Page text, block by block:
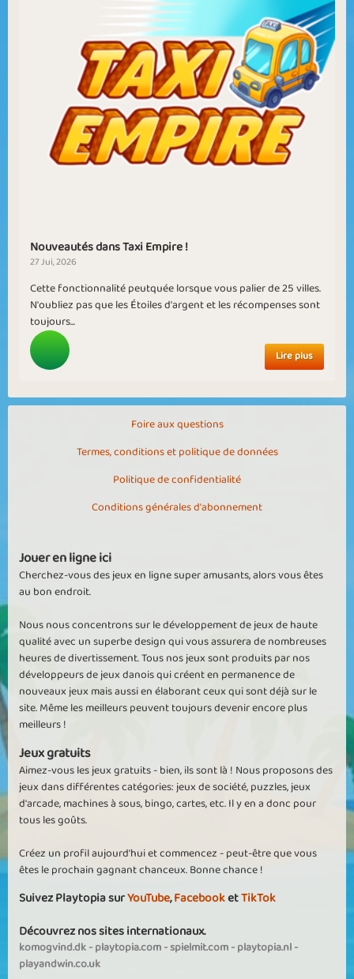
Nouveautés dans Taxi Empire !
27 Jui, 2026
Cette fonctionnalité peutquée lorsque vous palier de 25 villes.
N'oubliez pas que les Étoiles d'argent et les récompenses sont
toujours...
Lire plus
Foire aux questions
Termes, conditions et politique de données
Politique de confidentialité
Conditions générales d'abonnement
Jouer en ligne ici
Cherchez-vous des jeux en ligne super amusants, alors vous êtes
au bon endroit.
Nous nous concentrons sur le développement de jeux de haute
qualité avec un superbe design qui vous assurera de nombreuses
heures de divertissement. Tous nos jeux sont produits par nos
développeurs de jeux danois qui créent en permanence de
nouveaux jeux mais aussi en élaborant ceux qui sont déjà sur le
site. Même les meilleurs peuvent toujours devenir encore plus
meilleurs !
Jeux gratuits
Aimez-vous les jeux gratuits - bien, ils sont là ! Nous proposons des
jeux dans différentes catégories: jeux de société, puzzles, jeux
d'arcade, machines à sous, bingo, cartes, etc. Il y en a donc pour
tous les goûts.
Créez un profil aujourd'hui et commencez - peut-être que vous
êtes le prochain gagnant chanceux. Bonne chance !
Suivez Playtopia surYouTube,FacebooketTikTok
Découvrez nos sites internationaux.
komogvind.dk-playtopia.com-spielmit.com-playtopia.nl-
playandwin.co.uk